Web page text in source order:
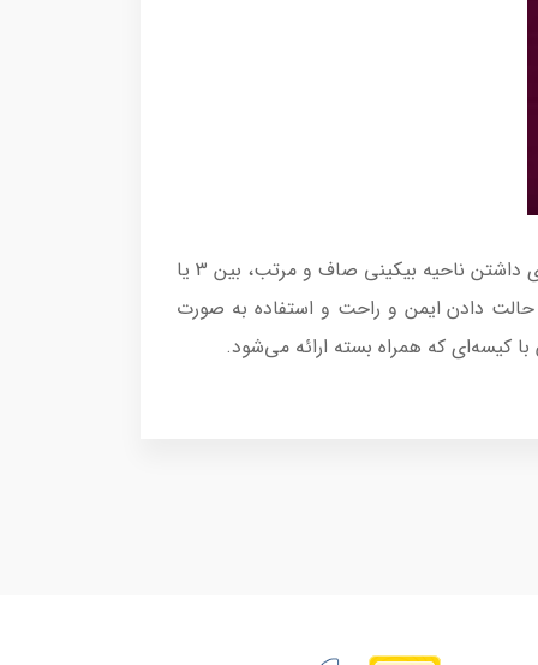
اصلاح فیلیپس بانوان مدل 383/15 دارای شانه‌های کلیکی امکان کوتاه کردن با طول‌های مختلف را فراهم می‌کنند. برای داشتن ناحیه بیکینی صاف و مرتب، بین 3 یا
حالت دادن ایمن و راحت و استفاده به صورت
که همراه بسته ارائه می‌شود.